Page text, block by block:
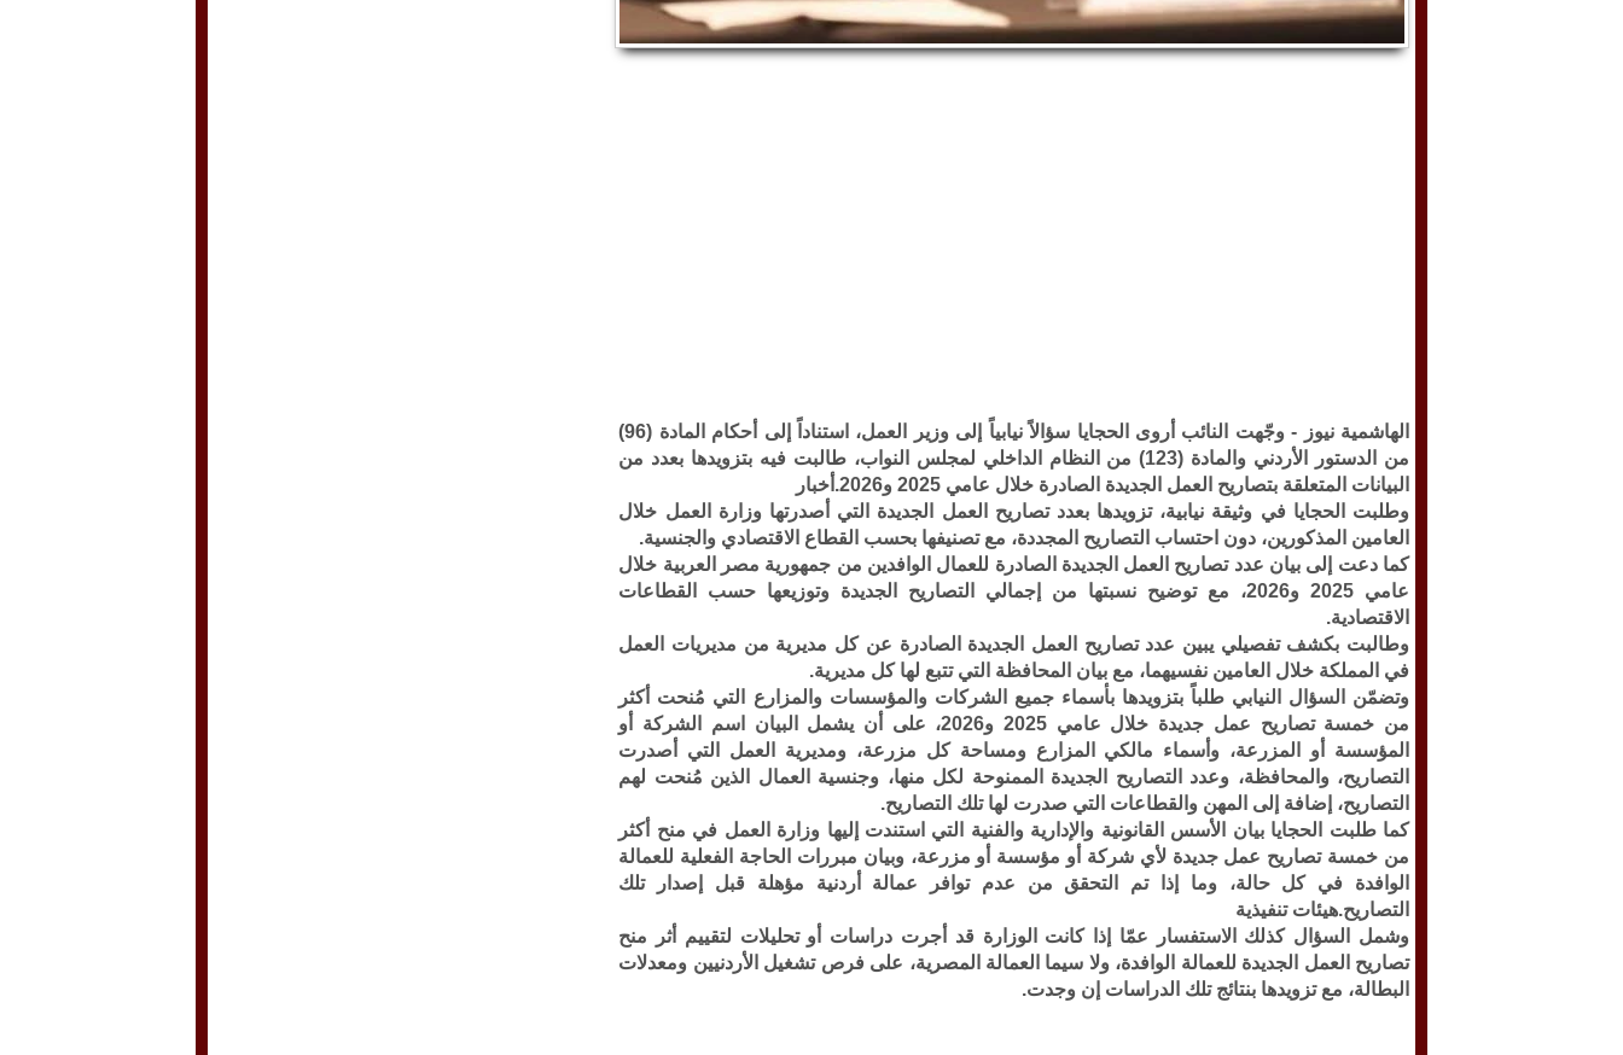
الهاشمية نيوز -
وجّهت النائب أروى الحجايا سؤالاً نيابياً إلى وزير العمل، استناداً إلى أحكام المادة (96)
من الدستور الأردني والمادة (123) من النظام الداخلي لمجلس النواب، طالبت فيه بتزويدها بعدد من
البيانات المتعلقة بتصاريح العمل الجديدة الصادرة خلال عامي 2025 و2026.أخبار
وطلبت الحجايا في وثيقة نيابية، تزويدها بعدد تصاريح العمل الجديدة التي أصدرتها وزارة العمل خلال
العامين المذكورين، دون احتساب التصاريح المجددة، مع تصنيفها بحسب القطاع الاقتصادي والجنسية.
كما دعت إلى بيان عدد تصاريح العمل الجديدة الصادرة للعمال الوافدين من جمهورية مصر العربية خلال
عامي 2025 و2026، مع توضيح نسبتها من إجمالي التصاريح الجديدة وتوزيعها حسب القطاعات
الاقتصادية.
وطالبت بكشف تفصيلي يبين عدد تصاريح العمل الجديدة الصادرة عن كل مديرية من مديريات العمل
في المملكة خلال العامين نفسيهما، مع بيان المحافظة التي تتبع لها كل مديرية.
وتضمّن السؤال النيابي طلباً بتزويدها بأسماء جميع الشركات والمؤسسات والمزارع التي مُنحت أكثر
من خمسة تصاريح عمل جديدة خلال عامي 2025 و2026، على أن يشمل البيان اسم الشركة أو
المؤسسة أو المزرعة، وأسماء مالكي المزارع ومساحة كل مزرعة، ومديرية العمل التي أصدرت
التصاريح، والمحافظة، وعدد التصاريح الجديدة الممنوحة لكل منها، وجنسية العمال الذين مُنحت لهم
التصاريح، إضافة إلى المهن والقطاعات التي صدرت لها تلك التصاريح.
كما طلبت الحجايا بيان الأسس القانونية والإدارية والفنية التي استندت إليها وزارة العمل في منح أكثر
من خمسة تصاريح عمل جديدة لأي شركة أو مؤسسة أو مزرعة، وبيان مبررات الحاجة الفعلية للعمالة
الوافدة في كل حالة، وما إذا تم التحقق من عدم توافر عمالة أردنية مؤهلة قبل إصدار تلك
التصاريح.هيئات تنفيذية
وشمل السؤال كذلك الاستفسار عمّا إذا كانت الوزارة قد أجرت دراسات أو تحليلات لتقييم أثر منح
تصاريح العمل الجديدة للعمالة الوافدة، ولا سيما العمالة المصرية، على فرص تشغيل الأردنيين ومعدلات
البطالة، مع تزويدها بنتائج تلك الدراسات إن وجدت.